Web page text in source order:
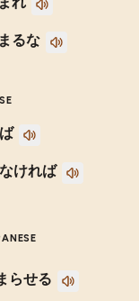
るな
ければ
らせる